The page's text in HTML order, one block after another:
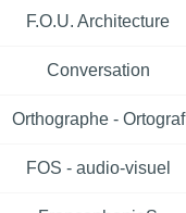
F.O.U. Architecture
Conversation
Orthographe - Ortograf
FOS - audio-visuel